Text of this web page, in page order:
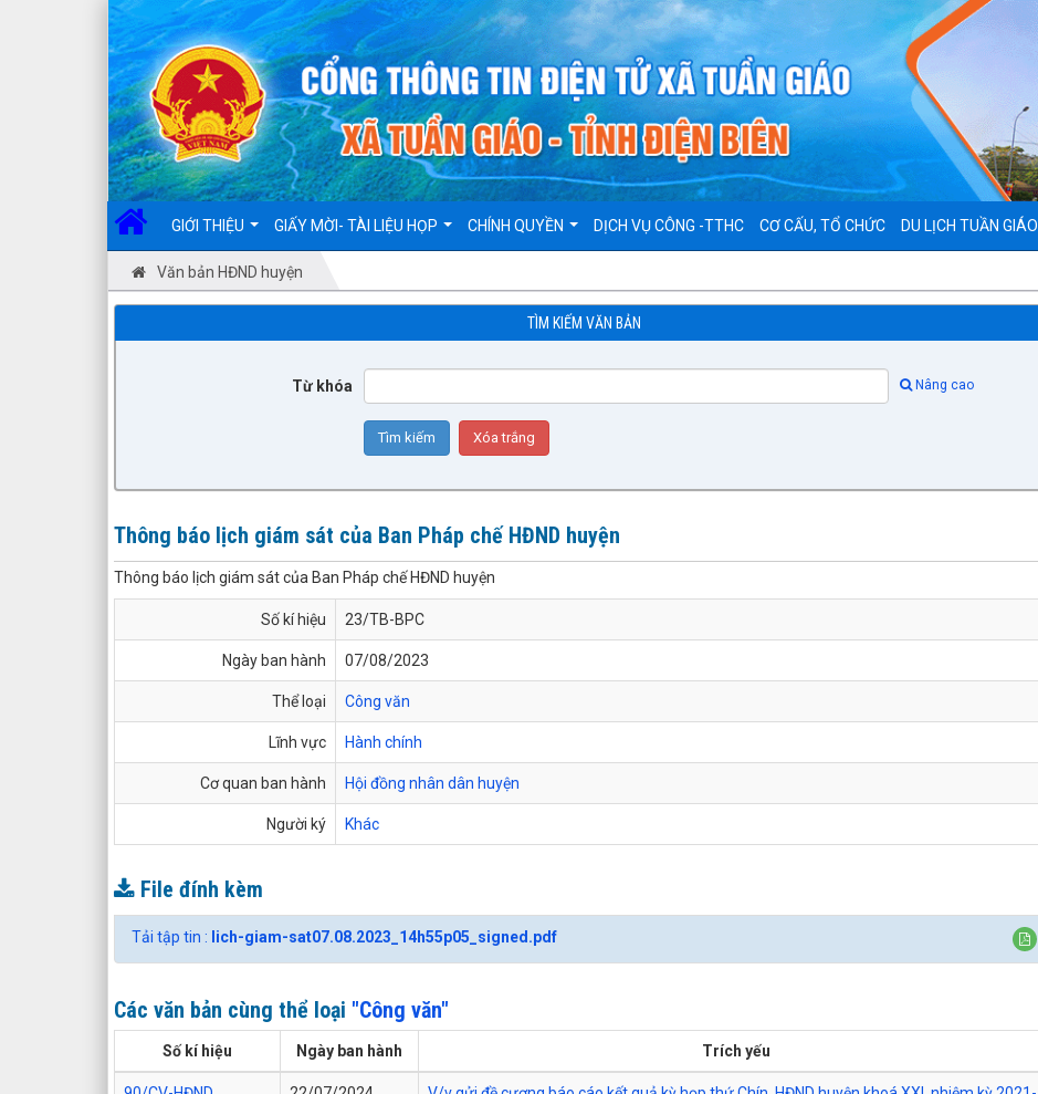
GIỚI THIỆU GIẤY MỜI- TÀI LIỆU HỌP CHÍNH QUYỀN DỊCH VỤ CÔNG -TTHC CƠ CẤU, TỔ CHỨC DU LỊCH TUẦN GIÁO
Văn bản HĐND huyện
TÌM KIẾM VĂN BẢN
Từ khóa Nâng cao
Thông báo lịch giám sát của Ban Pháp chế HĐND huyện
Thông báo lịch giám sát của Ban Pháp chế HĐND huyện
Số kí hiệu 23/TB-BPC
Ngày ban hành 07/08/2023
Thể loại Công văn
Lĩnh vực Hành chính
Cơ quan ban hành Hội đồng nhân dân huyện
Người ký Khác
File đính kèm
Tải tập tin : lich-giam-sat07.08.2023_14h55p05_signed.pdf
Các văn bản cùng thể loại "Công văn"
Số kí hiệu Ngày ban hành Trích yếu
Đã kết nối EMC